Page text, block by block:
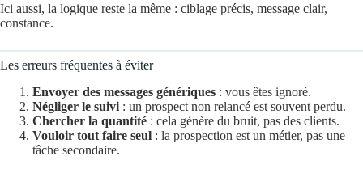
Ici aussi, la logique reste la même : ciblage précis, message clair,
constance.
Les erreurs fréquentes à éviter
Envoyer des messages génériques : vous êtes ignoré.
Négliger le suivi : un prospect non relancé est souvent perdu.
Chercher la quantité : cela génère du bruit, pas des clients.
Vouloir tout faire seul : la prospection est un métier, pas une
tâche secondaire.